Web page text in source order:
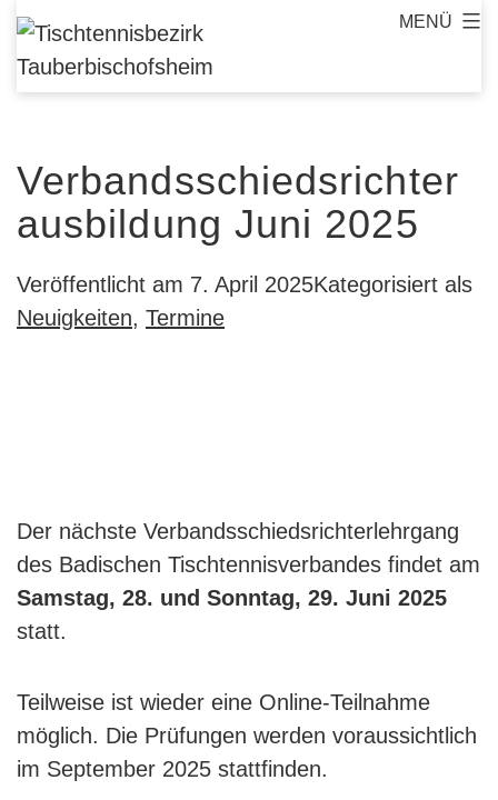
Zum
Inhalt
springen
Tischtennisbezirk
Tauberbischofsheim
MENÜ
Verbandsschiedsrichter
ausbildung Juni 2025
Veröffentlicht am 7. April 2025Kategorisiert als
Neuigkeiten, Termine
Der nächste Verbandsschiedsrichterlehrgang
des Badischen Tischtennisverbandes findet am
Samstag, 28. und Sonntag, 29. Juni 2025
statt.
Teilweise ist wieder eine Online-Teilnahme
möglich. Die Prüfungen werden voraussichtlich
im September 2025 stattfinden.